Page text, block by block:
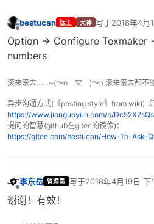
bestucan 版主 大神 写于2018年4月
最后由 编辑
Option -> Configure Texmaker
numbers
滚来滚去……~(～o￣▽￣)～o 滚来滚去都不
异步沟通方式(《posting style》from wiki)（
https://www.jianguoyun.com/p/
提问的智慧(github在gitee的镜像)：
https://gitee.com/bestucan/How-To-Ask-
李东岳 管理员 写于2018年4月19日 下
最后由 编辑
谢谢！有效！